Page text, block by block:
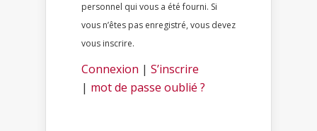
personnel qui vous a été fourni. Si
vous n’êtes pas enregistré, vous devez
vous inscrire.
Connexion | S’inscrire
| mot de passe oublié ?